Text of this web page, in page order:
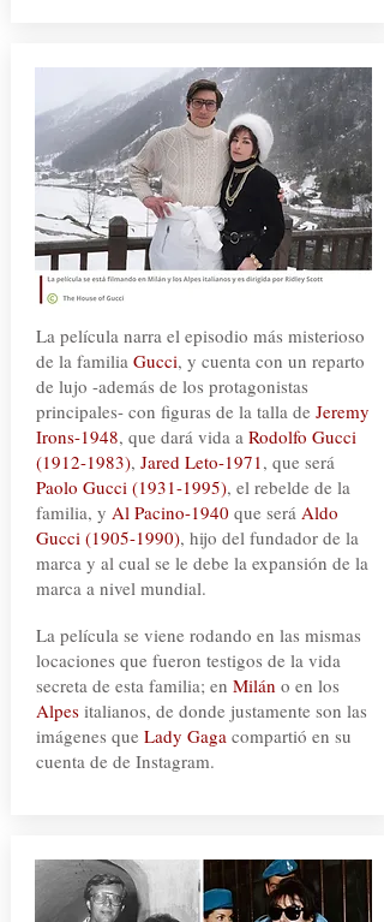
La película narra el episodio más misterioso
de la familia Gucci, y cuenta con un reparto
de lujo -además de los protagonistas
principales- con figuras de la talla de Jeremy
Irons-1948, que dará vida a Rodolfo Gucci
(1912-1983), Jared Leto-1971, que será
Paolo Gucci (1931-1995), el rebelde de la
familia, y Al Pacino-1940 que será Aldo
Gucci (1905-1990), hijo del fundador de la
marca y al cual se le debe la expansión de la
marca a nivel mundial.
La película se viene rodando en las mismas
locaciones que fueron testigos de la vida
secreta de esta familia; en Milán o en los
Alpesitalianos, de donde justamente son las
imágenes que Lady Gaga compartió en su
cuenta de de Instagram.